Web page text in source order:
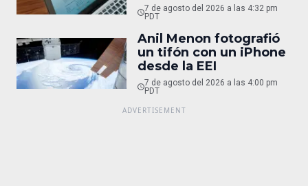
7 de agosto del 2026 a las 4:32 pm
PDT
Anil Menon fotografió
un tifón con un iPhone
desde la EEI
7 de agosto del 2026 a las 4:00 pm
PDT